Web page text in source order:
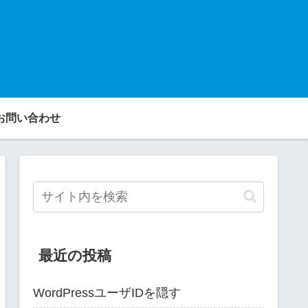
問い合わせ
最近の投稿
WordPressユーザIDを隠す